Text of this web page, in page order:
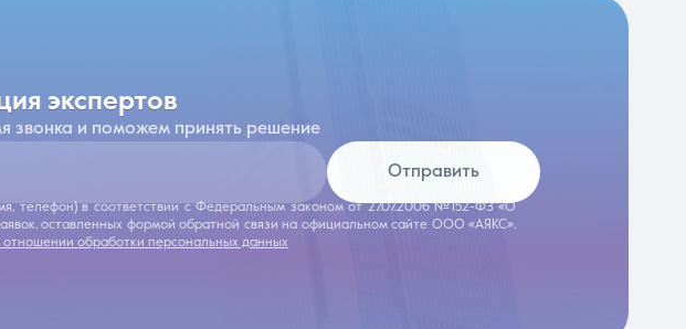
экспертов
звонка и поможем принять решение
Отправить
телефон) в соответствии с Федеральным законом от 27.07.2006 №152-ФЗ «О
оставленных формой обратной связи на официальном сайте ООО «АЯКС».
отношении обработки персональных данных